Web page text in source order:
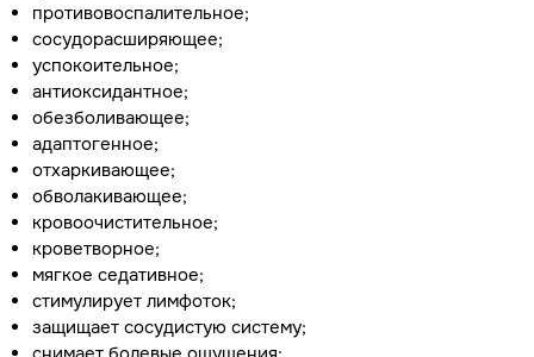
противовоспалительное;
сосудорасширяющее;
успокоительное;
антиоксидантное;
обезболивающее;
адаптогенное;
отхаркивающее;
обволакивающее;
кровоочистительное;
кроветворное;
мягкое седативное;
стимулирует лимфоток;
защищает сосудистую систему;